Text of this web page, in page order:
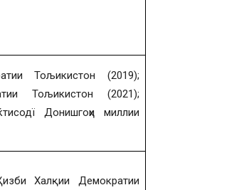
Тољикистон (2019);
Тољикистон (2021);
Донишгоҳи миллии
Халқии Демократии